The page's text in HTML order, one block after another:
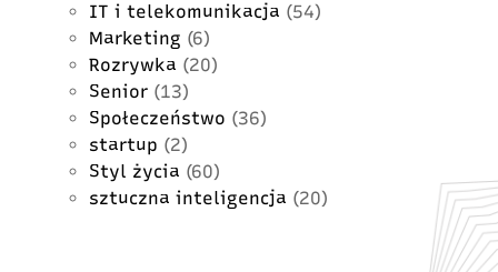
IT i telekomunikacja (54)
Marketing (6)
Rozrywka (20)
Senior (13)
Społeczeństwo (36)
startup (2)
Styl życia (60)
sztuczna inteligencja (20)